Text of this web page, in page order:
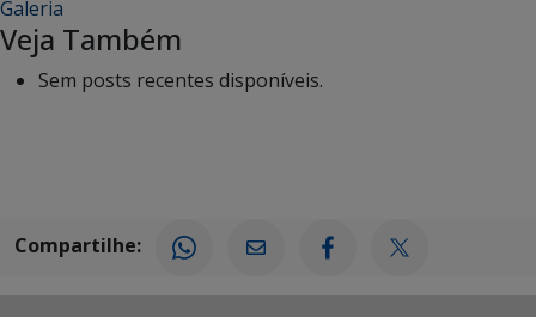
Galeria
Veja Também
Sem posts recentes disponíveis.
Compartilhe: